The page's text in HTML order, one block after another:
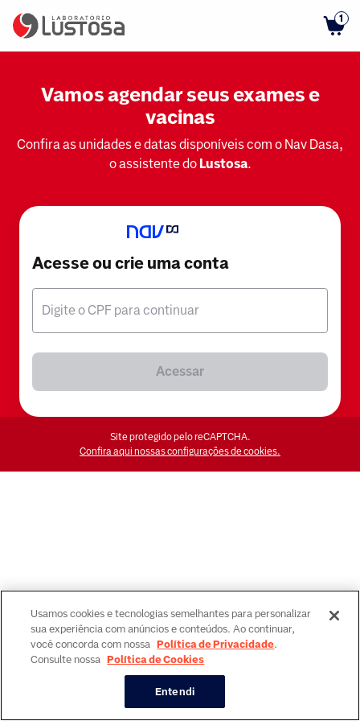
1
Vamos agendar seus exames e
vacinas
Confira as unidades e datas disponíveis com o Nav Dasa,
o assistente do Lustosa.
Acesse ou crie uma conta
Digite o CPF para continuar
Acessar
Site protegido pelo reCAPTCHA.
Confira aqui nossas configurações de cookies.
Usamos cookies e tecnologias semelhantes para personalizar
sua experiência com anúncios e conteúdos. Ao continuar,
você concorda com nossa Política de Privacidade.
Consulte nossa Política de Cookies
Entendi